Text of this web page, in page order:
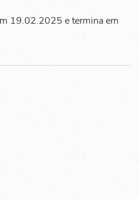
19.02.2025 e termina em